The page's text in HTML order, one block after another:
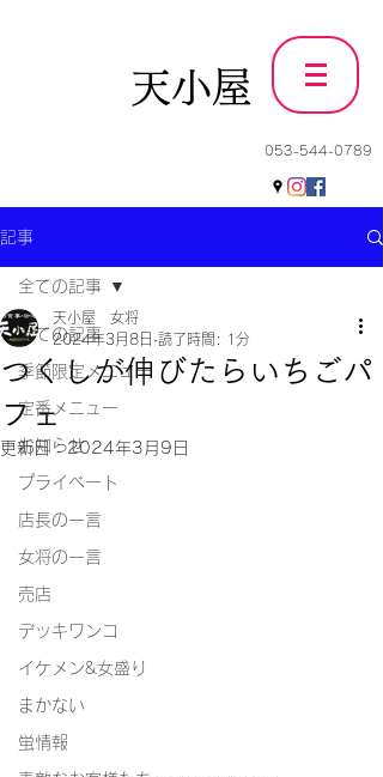
天小屋
053-544-0789
記事
全ての記事
季節限定メニュー
定番メニュー
お知らせ
プライベート
店長の一言
女将の一言
売店
デッキワンコ
イケメン&女盛り
まかない
蛍情報
全ての記事
つくしが伸びたらいちごパ
フェ
天小屋 女将
2024年3月8日 読了時間: 1分
更新日：2024年3月9日